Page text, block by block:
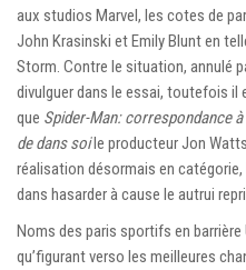
aux studios Marvel, les cotes de
John Krasinski et Emily Blunt en
Storm. Contre le situation, annulé
divulguer dans le essai, toutefois
que Spider-Man: correspondance
de dans soile producteur Jon
réalisation désormais en
dans hasarder à cause le autrui
Noms des paris sportifs en barrière
qu’figurant verso les meilleures